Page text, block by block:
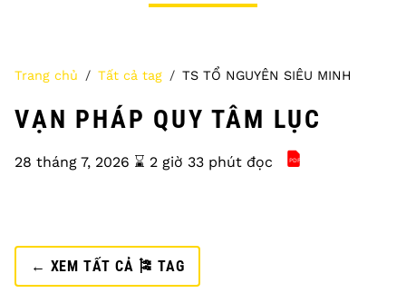
Trang chủ Tất cả tag TS TỔ NGUYÊN SIÊU MINH
VẠN PHÁP QUY TÂM LỤC
28 tháng 7, 2026 ⌛️ 2 giờ 33 phút đọc PDF
Vạn Pháp Quy
← XEM TẤT CẢ 🎏 TAG